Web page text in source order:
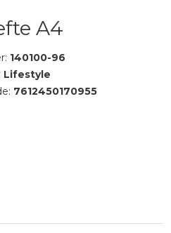
A4
140100-96
Lifestyle
7612450170955